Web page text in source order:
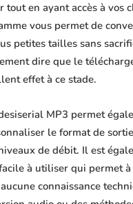
en ayant accès à vos
vous permet de
petites tailles sans
dire que le
effet à ce stade.
MP3 permet
le format de
de débit. Il est
à utiliser qui permet
connaissance